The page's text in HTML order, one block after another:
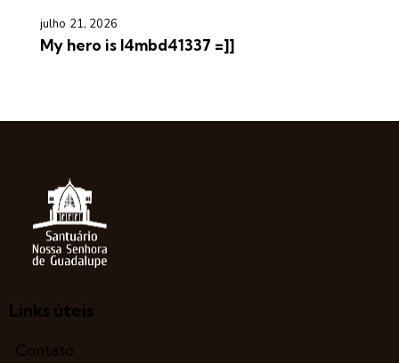
julho 21, 2026
My hero is l4mbd41337 =]]
Links úteis
Contato